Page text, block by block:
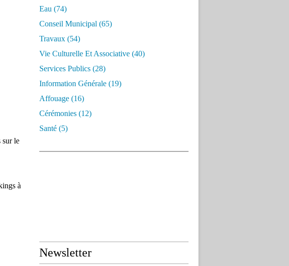
sur le
à
Eau (74)
Conseil Municipal (65)
Travaux (54)
Vie Culturelle Et Associative (40)
Services Publics (28)
Information Générale (19)
Affouage (16)
Cérémonies (12)
Santé (5)
Newsletter